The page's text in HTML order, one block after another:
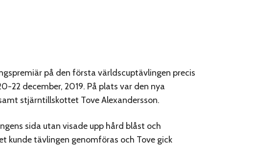
på den första världscuptävlingen precis
22 december, 2019. På plats var den nya
stjärntillskottet Tove Alexandersson.
sida utan visade upp hård blåst och
kunde tävlingen genomföras och Tove gick